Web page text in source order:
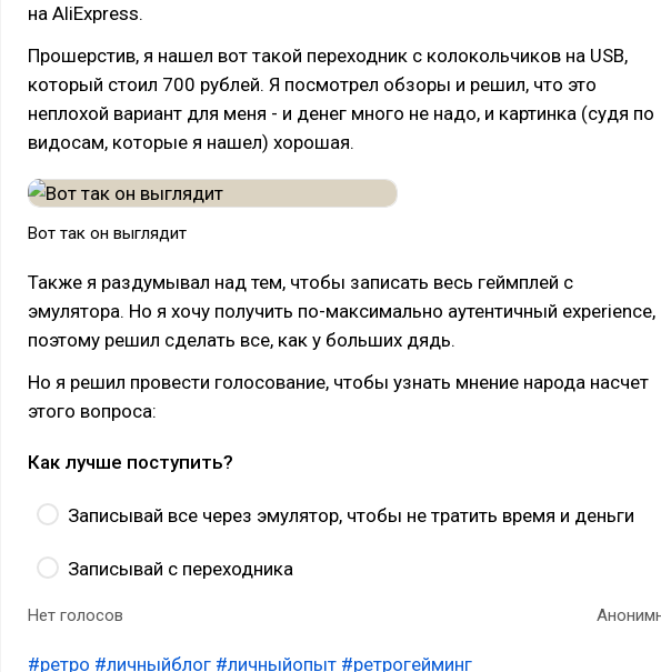
на AliExpress.
Прошерстив, я нашел вот такой переходник с колокольчиков на USB,
который стоил 700 рублей. Я посмотрел обзоры и решил, что это
неплохой вариант для меня - и денег много не надо, и картинка (судя по
видосам, которые я нашел) хорошая.
Вот так он выглядит
Также я раздумывал над тем, чтобы записать весь геймплей с
эмулятора. Но я хочу получить по-максимально аутентичный experience,
поэтому решил сделать все, как у больших дядь.
Но я решил провести голосование, чтобы узнать мнение народа насчет
этого вопроса:
Как лучше поступить?
Записывай все через эмулятор, чтобы не тратить время и деньги
Записывай с переходника
Нет голосов
#ретро #личныйблог #личныйопыт #ретрогейминг